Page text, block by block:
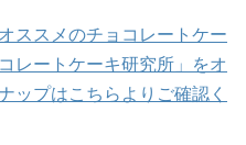
ススメのチョコレートケー
レートケーキ研究所」をオ
ップはこちらよりご確認く